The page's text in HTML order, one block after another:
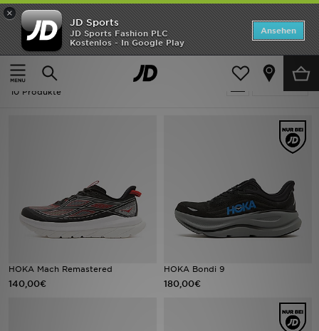
×
JD Sports
JD Sports Fashion PLC
Kostenlos - In Google Play
Ansehen
Startseite
Herren
verfeinern
Herren - HOKA
10 Produkte
HOKA Mach Remastered
140,00€
HOKA Bondi 9
180,00€
Startseite
ANGEBOTE
Marken
Kinder
JD Exklusives